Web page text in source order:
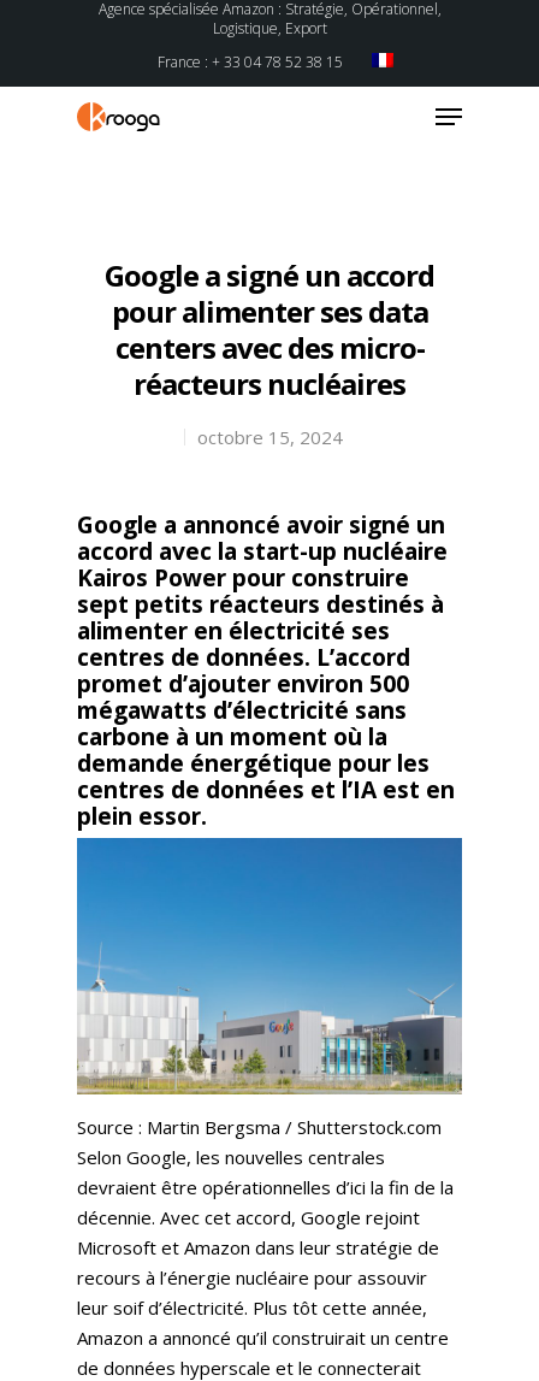
Agence spécialisée Amazon : Stratégie, Opérationnel,
Logistique, Export
France : + 33 04 78 52 38 15
Google a signé un accord
pour alimenter ses data
centers avec des micro-
réacteurs nucléaires
octobre 15, 2024
Google a annoncé avoir signé un
accord avec la start-up nucléaire
Kairos Power pour construire
sept petits réacteurs destinés à
alimenter en électricité ses
centres de données. L’accord
promet d’ajouter environ 500
mégawatts d’électricité sans
carbone à un moment où la
demande énergétique pour les
centres de données et l’IA est en
plein essor.
Source : Martin Bergsma / Shutterstock.com
Selon Google, les nouvelles centrales
devraient être opérationnelles d’ici la fin de la
décennie. Avec cet accord, Google rejoint
Microsoft et Amazon dans leur stratégie de
recours à l’énergie nucléaire pour assouvir
leur soif d’électricité. Plus tôt cette année,
Amazon a annoncé qu’il construirait un centre
de données hyperscale et le connecterait